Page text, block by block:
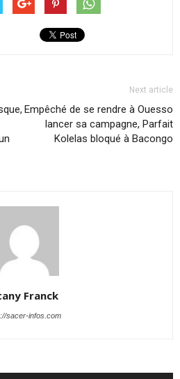
Next article
Empêché de se rendre à Ouesso
lancer sa campagne, Parfait
Kolelas bloqué à Bacongo
Franck
sacer-infos.com